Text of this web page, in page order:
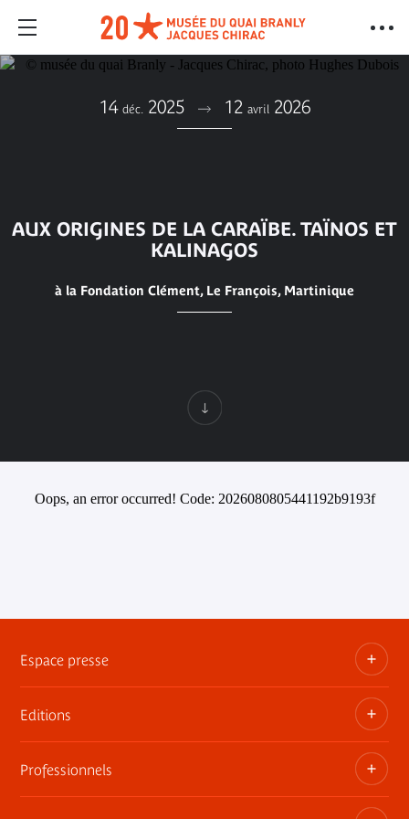
14 déc. 2025 12 avril 2026
AUX ORIGINES DE LA CARAÏBE. TAÏNOS ET
KALINAGOS
à la Fondation Clément, Le François, Martinique
Oops, an error occurred! Code: 2026080805441192b9193f
Espace presse
Dossiers, communiqués, bandes annonces
Contact presse
Editions
Les publications du musée
Professionnels